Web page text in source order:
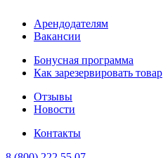
Арендодателям
Вакансии
Бонусная программа
Как зарезервировать товар
Отзывы
Новости
Контакты